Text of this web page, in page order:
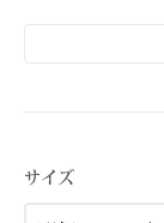
サイズ